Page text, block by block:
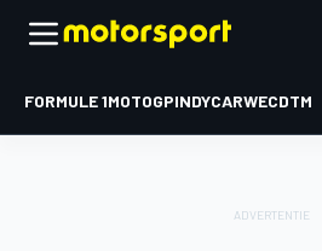
FORMULE 1MOTOGPINDYCARWECDTM